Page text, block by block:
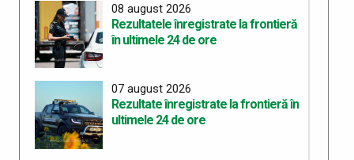
08 august 2026
Rezultatele înregistrate la frontieră
în ultimele 24 de ore
07 august 2026
Rezultate înregistrate la frontieră în
ultimele 24 de ore